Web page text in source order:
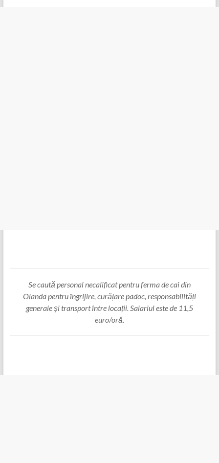
Se caută personal necalificat pentru ferma de cai din
Olanda pentru îngrijire, curățare padoc, responsabilități
generale și transport între locații. Salariul este de 11,5
euro/oră.